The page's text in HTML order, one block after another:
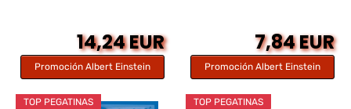
14,24 EUR
Promoción Albert Einstein
7,84 EUR
Promoción Albert Einstein
TOP PEGATINAS TOP PEGATINAS